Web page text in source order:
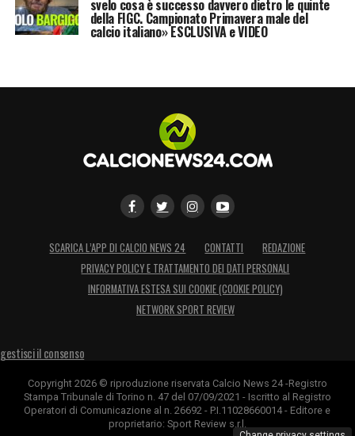
svelo cosa è successo davvero dietro le quinte
della FIGC. Campionato Primavera male del
calcio italiano» ESCLUSIVA e VIDEO
SCARICA L’APP DI CALCIO NEWS 24 CONTATTI
REDAZIONE
PRIVACY POLICY E TRATTAMENTO DEI DATI PERSONALI
INFORMATIVA ESTESA SUI COOKIE (COOKIE POLICY)
NETWORK SPORT REVIEW
gestisci il consenso
Copyright 2026 © riproduzione riservata Calcio News 24 -Registro
Stampa Tribunale di Torino n. 47 del 07/09/2021 - Iscritto al Registro
Operatori di Comunicazione al n. 26692 - P.I.11028660014 - Editore e
proprietario: Sport Review s.r.l.